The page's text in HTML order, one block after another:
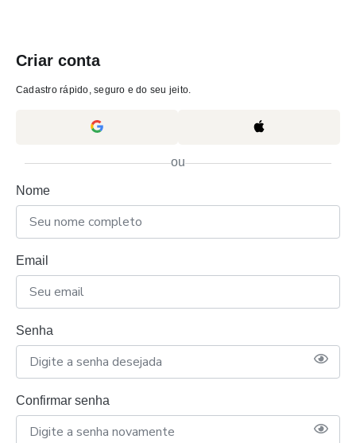
Criar conta
Cadastro rápido, seguro e do seu jeito.
ou
Nome
Email
Senha
Confirmar senha